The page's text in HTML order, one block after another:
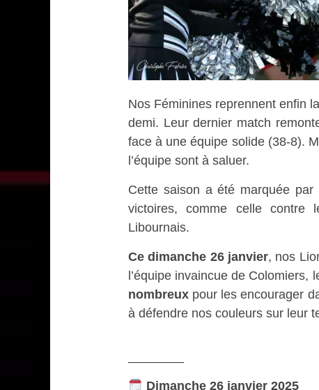
Nos Féminines reprennent enfin
demi. Leur dernier match
face à une équipe solide (38-8).
l’équipe sont à saluer.
Cette saison a été marquée
victoires, comme celle contre
Libournais.
Ce dimanche 26 janvier, nos
l’équipe invaincue de Colomiers,
nombreux pour les encourager
à défendre nos couleurs sur leur
Dimanche 26 janvier 2025